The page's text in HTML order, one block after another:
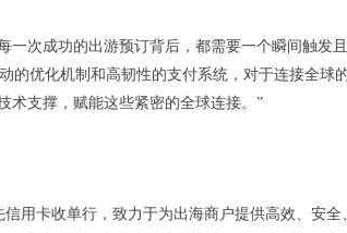
一次成功的出游预订背后，都需要一个瞬间触发
的优化机制和高韧性的支付系统，对于连接全球
术支撑，赋能这些紧密的全球连接。”
信用卡收单行，致力于为出海商户提供高效、安